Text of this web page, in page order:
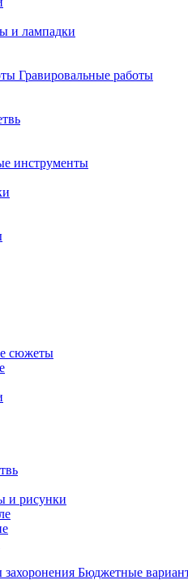
и лампадки
Гравировальные работы
инструменты
сюжеты
и рисунки
Бюджетные